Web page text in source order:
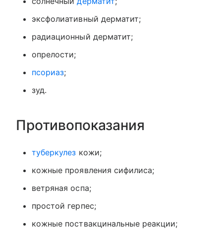
эксфолиативный дерматит;
радиационный дерматит;
опрелости;
псориаз;
зуд.
Противопоказания
туберкулез кожи;
кожные проявления сифилиса;
ветряная оспа;
простой герпес;
кожные поствакцинальные реакции;